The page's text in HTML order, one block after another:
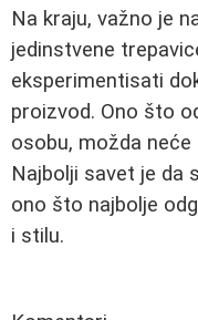
Na kraju, važno je
jedinstvene
eksperimentisati
proizvod. Ono što
osobu, možda
Najbolji savet je da
ono što najbolje
i stilu.